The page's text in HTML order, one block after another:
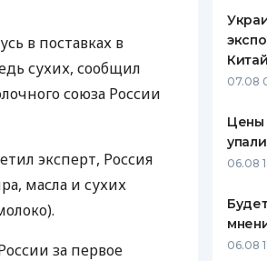
в поставках в
сухих, сообщил
союза России
эксперт, Россия
масла и сухих
за первое
07.08
Цены
06.08
06.08